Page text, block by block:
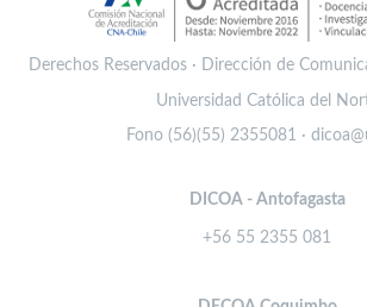
Derechos Reservados · Dirección de
Universidad Católica del
Fono (56)(55) 2355081 ·
DICOA - Antofagasta
+56 55 2355 081